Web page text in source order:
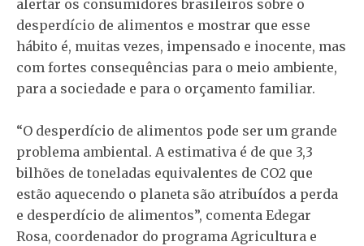
alertar os consumidores brasileiros sobre o
desperdício de alimentos e mostrar que esse
hábito é, muitas vezes, impensado e inocente, mas
com fortes consequências para o meio ambiente,
para a sociedade e para o orçamento familiar.
“O desperdício de alimentos pode ser um grande
problema ambiental. A estimativa é de que 3,3
bilhões de toneladas equivalentes de CO2 que
estão aquecendo o planeta são atribuídos a perda
e desperdício de alimentos”, comenta Edegar
Rosa, coordenador do programa Agricultura e